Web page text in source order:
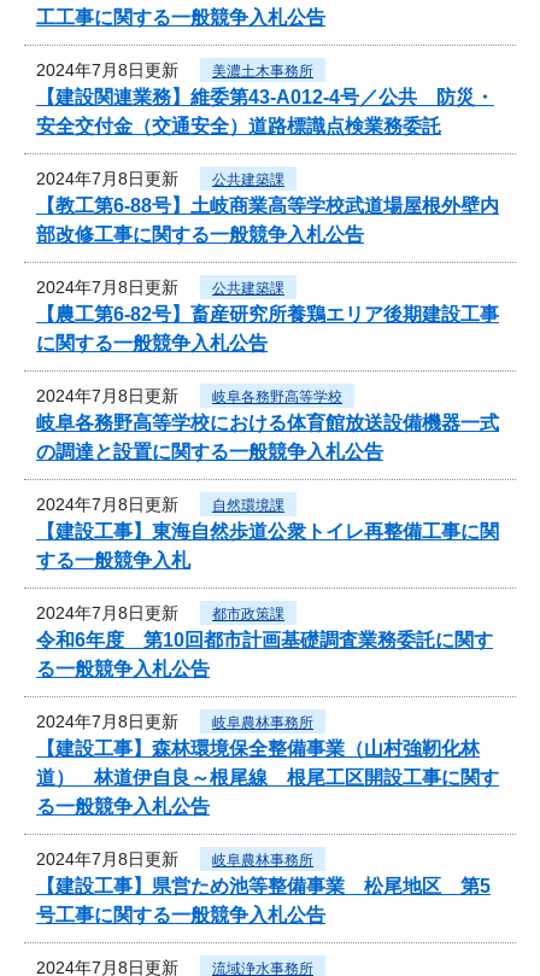
工工事に関する一般競争入札公告
2024年7月8日更新 美濃土木事務所
【建設関連業務】維委第43-A012-4号／公共 防災・
安全交付金（交通安全）道路標識点検業務委託
2024年7月8日更新 公共建築課
【教工第6-88号】土岐商業高等学校武道場屋根外壁内
部改修工事に関する一般競争入札公告
2024年7月8日更新 公共建築課
【農工第6-82号】畜産研究所養鶏エリア後期建設工事
に関する一般競争入札公告
2024年7月8日更新 岐阜各務野高等学校
岐阜各務野高等学校における体育館放送設備機器一式
の調達と設置に関する一般競争入札公告
2024年7月8日更新 自然環境課
【建設工事】東海自然歩道公衆トイレ再整備工事に関
する一般競争入札
2024年7月8日更新 都市政策課
令和6年度 第10回都市計画基礎調査業務委託に関す
る一般競争入札公告
2024年7月8日更新 岐阜農林事務所
【建設工事】森林環境保全整備事業（山村強靭化林
道） 林道伊自良～根尾線 根尾工区開設工事に関す
る一般競争入札公告
2024年7月8日更新 岐阜農林事務所
【建設工事】県営ため池等整備事業 松尾地区 第5
号工事に関する一般競争入札公告
2024年7月8日更新 流域浄水事務所